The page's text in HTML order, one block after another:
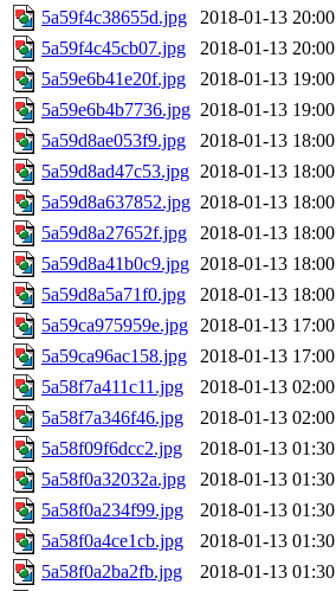
5a59f4c38655d.jpg
2018-01-13 20:00
5a59f4c45cb07.jpg
2018-01-13 20:00
5a59e6b41e20f.jpg
2018-01-13 19:00
5a59e6b4b7736.jpg 2018-01-13 19:00
5a59d8ae053f9.jpg
2018-01-13 18:00
5a59d8ad47c53.jpg 2018-01-13 18:00
5a59d8a637852.jpg 2018-01-13 18:00
5a59d8a27652f.jpg
2018-01-13 18:00
5a59d8a41b0c9.jpg 2018-01-13 18:00
5a59d8a5a71f0.jpg
2018-01-13 18:00
5a59ca975959e.jpg 2018-01-13 17:00
5a59ca96ac158.jpg
2018-01-13 17:00
5a58f7a411c11.jpg
2018-01-13 02:00
5a58f7a346f46.jpg
2018-01-13 02:00
5a58f09f6dcc2.jpg
2018-01-13 01:30
5a58f0a32032a.jpg
2018-01-13 01:30
5a58f0a234f99.jpg
2018-01-13 01:30
5a58f0a4ce1cb.jpg
2018-01-13 01:30
5a58f0a2ba2fb.jpg
2018-01-13 01:30